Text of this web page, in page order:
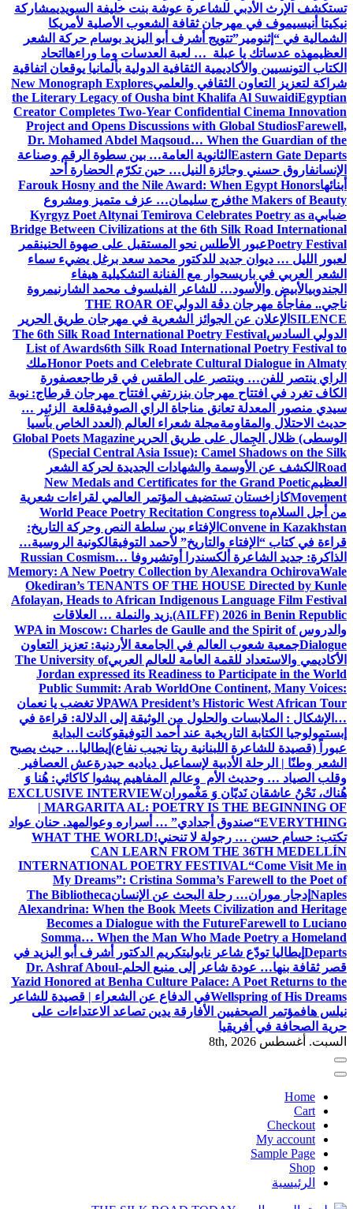
تستكشف الإرث الأدبي للشاعرة عوشة بنت خليفة السويديمشاركة
نيكيتا أنيسيموف في مهرجان ثقافة الشعوب الأصلية لأمريكا
الشمالية في “إثنومير”تتويج أشرف أبو اليزيد بوسام حركة الشعر
العظيمهذه عدساتك يا عبلة … لعبة العدسات وما وراءها اتحاد
الكتاب التونسيين والأكاديمية الثقافية الدولية بألمانيا يوقعان اتفاقية
شراكة لتعزيز التعاون الثقافي والعلميNew Monograph Explores
the Literary Legacy of Ousha bint Khalifa Al SuwaidiEgyptian
Creator Completes Two-Year Confidential Cinema Innovation
Project and Opens Discussions with Global StudiosFarewell,
Dr. Mohamed Abdel Maqsoud… When the Guardian of the
Eastern Gate Departs الثانوية العامة… بين سطوة الرقم وصناعة
الإنسانفاروق حسني وجائزة النيل… حين تكرّم الحضارة أحد
أبنائهاFarouk Hosny and the Nile Award: When Egypt Honors
the Makers of Beautyفرج سليمان… عزف متميز ومشروع
ضبابيKyrgyz Poet Altynai Temirova Celebrates Poetry as a
Bridge Between Civilizations at the 6th Silk Road International
Poetry Festivalعبور الأطلس نحو المستقبل على صهوة الحنينقمر
لعبور الليل … ديوان جديد للدكتور محمد سعد برغل يضيء سماء
الشعر العربي في باريسحوار مع الفنانة التشكيلية هيفاء
الجندوبيالأبيض والأسود… للشاعر الفيلسوف محمد الشارنيمروة
ناجي.. مفاجأة مهرجان دڨة الدوليTHE ROAR OF
SILENCE الإعلان عن الجوائز الشعرية في مهرجان طريق الحرير
الدولي السادسThe 6th Silk Road International Poetry Festival
List of Awards6th Silk Road International Poetry Festival to
Honor Poets and Celebrate Cultural Dialogue in Almatyملك
الراي ينتصر للفن… وينتصر على الطقس في قرطاجعصفورة
الكاف تغرد في افتتاح مهرجان بنزرتفي افتتاح مهرجان قرطاج: نوبة
سيدي منصور المعدلة تعانق مناجاة الراي الصوفيةقلعة الزئير …
حديث الاحتلال والمقاومةمجلة شعراء العالم (العدد الخاص بآسيا
الوسطى) ظلال الجِمال على طريق الحرير Global Poets Magazine
(Special Central Asia Issue): Camel Shadows on the Silk
Road الكشف عن الأوسمة والشهادات الجديدة لحركة الشعر
العظيمNew Medals and Certificates for the Grand Poetic
Movementكازاخستان تستضيف المؤتمر العالمي لقراءات شعرية
من أجل السلامWorld Peace Poetry Recitation Congress to
Convene in Kazakhstan الإفتاء بين سلطة النص وحركة التاريخ:
قراءة في كتاب “الإفتاء والتاريخ” لأحمد التوفيقالكونية الروسية…
الذاكرة: جديد الشاعرة ألكسندرا أوتشيروفا Russian Cosmism…
Memory: A New Poetry Collection by Alexandra OchirovaWale
Okediran’s TENANTS OF THE HOUSE Directed by Kunle
Afolayan, Heads to African Indigenous Language Film Festival
(AILFF) 2026 in Benin Republic. زيد والنملة … العلاقات
والدروسWPA in Moscow: Charles de Gaulle and the Spirit of
Dialogueجمعية شعوب العالم في الجامعة الأردنية: تعزيز التعاون
الأكاديمي والاستعداد للقمة العامة للعالم العربيThe University of
Jordan expressed its Readiness to Participate in the World
Public Summit: Arab WorldOne Continent, Many Voices:
PAWA President’s Historic West African Tourلا تغضب يا نعمان
…الإشكال : الملابسات والحلول من الوثيقة إلى الدلالة: قراءة في
إبستمولوجيا الكتابة التاريخية عند أحمد التوفيقوكانت البداية
عبوراً (قصيدة للشاعرة اللبنانية ريتا نجيب نفاع) إيطاليا… حيث يصبح
الشعر وطنًا | الرحلة الأدبية لإسماعيل دياديه حيدرةعش العصافير
وقلب الصياد … وحديث الأم وعالم المفاهيم پیشوا کاکائي: هُنا وَ
هُناك، نَحْنُ عاشقان نَديّان وَ مَغْمورانEXCLUSIVE INTERVIEW
| MARGARITA AL: POETRY IS THE BEGINNING OF
EVERYTHING“صندوق أجدادي” … أسراره وعوالمهد. حنان عواد
تكتب: حسام حسن … رجولة لا تنحني!WHAT THE WORLD
CAN LEARN FROM THE 36TH MEDELLÍN
INTERNATIONAL POETRY FESTIVAL“Come Visit Me in
My Dreams”: Cristina Somma’s Farewell to the Poet of
Naples إدجار موران… رحلة البحث عن الإنسانThe Bibliotheca
Alexandrina: When the Book Meets Civilization and Heritage
Becomes a Dialogue with the FutureFarewell to Luciano
Somma… When the Man Who Made Poetry a Homeland
Departs إيطاليا تودّع شاعر نابوليتكريم الدكتور أشرف أبو اليزيد في
قصر ثقافة بنها… عودة شاعر إلى منبع الحلمDr. Ashraf Aboul-
Yazid Honored at Benha Culture Palace: A Poet Returns to the
Wellspring of His Dreamsفي الدفاع عن الشعراء | قصيدة للشاعر
نيلس هافمؤتمر الصحفيين الأفارقة يدين تصاعد الاعتداءات على
حرية الصحافة في أفريقيا
السبت. أغسطس 8th, 2026
Home
Cart
Checkout
My account
Sample Page
Shop
الرئيسية